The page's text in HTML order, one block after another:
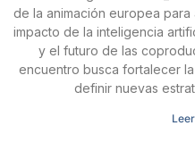
de la animación europea
impacto de la inteligencia
y el futuro de las
encuentro busca fortalecer
definir nuevas